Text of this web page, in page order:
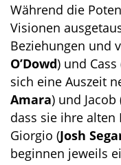
Während die
Visionen
Beziehungen und
O’Dowd) und Cass
sich eine Auszeit
Amara) und Jacob
dass sie ihre alten
Giorgio (Josh
beginnen jeweils